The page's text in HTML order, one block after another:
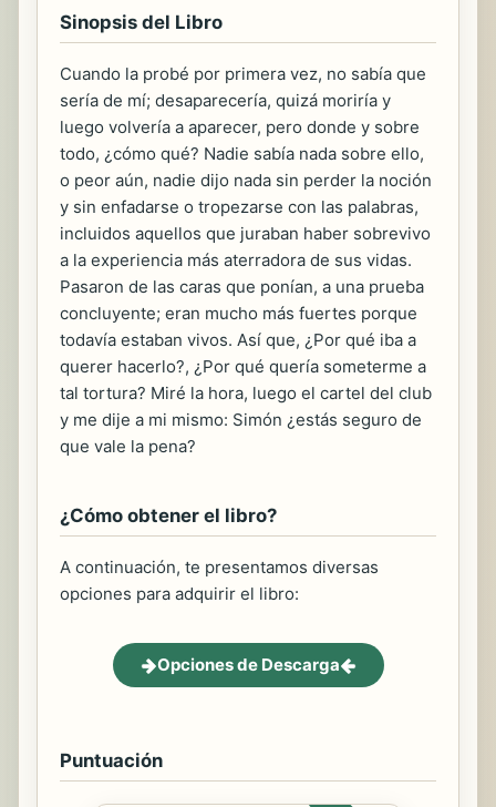
Sinopsis del Libro
Cuando la probé por primera vez, no sabía que
sería de mí; desaparecería, quizá moriría y
luego volvería a aparecer, pero donde y sobre
todo, ¿cómo qué? Nadie sabía nada sobre ello,
o peor aún, nadie dijo nada sin perder la noción
y sin enfadarse o tropezarse con las palabras,
incluidos aquellos que juraban haber sobrevivo
a la experiencia más aterradora de sus vidas.
Pasaron de las caras que ponían, a una prueba
concluyente; eran mucho más fuertes porque
todavía estaban vivos. Así que, ¿Por qué iba a
querer hacerlo?, ¿Por qué quería someterme a
tal tortura? Miré la hora, luego el cartel del club
y me dije a mi mismo: Simón ¿estás seguro de
que vale la pena?
¿Cómo obtener el libro?
A continuación, te presentamos diversas
opciones para adquirir el libro:
Opciones de Descarga
Puntuación